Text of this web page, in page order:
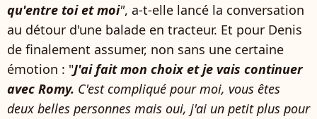
qu'entre toi et moi", a-t-elle lancé la conversation
au détour d'une balade en tracteur. Et pour Denis
de finalement assumer, non sans une certaine
émotion : "J'ai fait mon choix et je vais continuer
avec Romy. C'est compliqué pour moi, vous êtes
deux belles personnes mais oui, j'ai un petit plus pour